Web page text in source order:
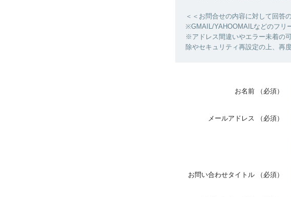
＜＜お問合せの内容に対して回答
※GMAIL/YAHOOMAILなどのフリ
※アドレス間違いやエラー未着の
除やセキュリティ再設定の上、再
お名前 （必須）
メールアドレス （必須）
お問い合わせタイトル （必須）